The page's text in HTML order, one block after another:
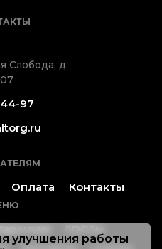
Слобода, д.
44-97
Оплата Контакты
ГОСТы
улучшения работы